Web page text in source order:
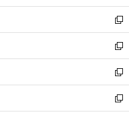
開
く
ウ
で
開
く
ン
ド
ウ
で
開
く
新
し
い
ウ
ィ
ン
ド
ウ
新
し
い
ウ
ィ
ン
新
し
い
ウ
新
し